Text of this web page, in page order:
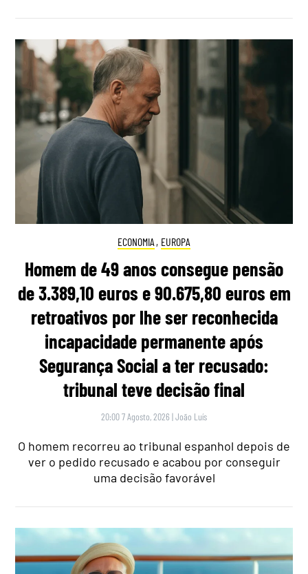
ECONOMIA , EUROPA
Homem de 49 anos consegue pensão
de 3.389,10 euros e 90.675,80 euros em
retroativos por lhe ser reconhecida
incapacidade permanente após
Segurança Social a ter recusado:
tribunal teve decisão final
20:00 7 Agosto, 2026 |João Luís
O homem recorreu ao tribunal espanhol depois de
ver o pedido recusado e acabou por conseguir
uma decisão favorável